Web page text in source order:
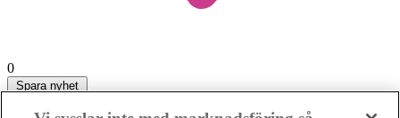
0
Spara nyhet